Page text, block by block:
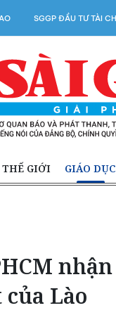
SGGP ĐẦU TƯ TÀI
THẾ GIỚI GIÁO DỤC
Lào